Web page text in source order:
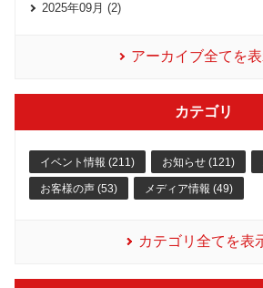
2025年09月 (2)
アーカイブ全てを
カテゴリ
イベント情報 (211) お知らせ (121)
お客様の声 (53) メディア情報 (49)
カテゴリ全てを表